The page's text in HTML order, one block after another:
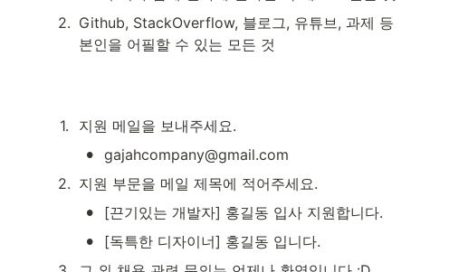
2. Github, StackOverflow, 블로그, 유튜브, 과제 등
본인을 어필할 수 있는 모든 것
1. 지원 메일을 보내주세요.
•
gajahcompany@gmail.com
2. 지원 부문을 메일 제목에 적어주세요.
• [끈기있는 개발자] 홍길동 입사 지원합니다.
•
[독특한 디자이너] 홍길동 입니다.